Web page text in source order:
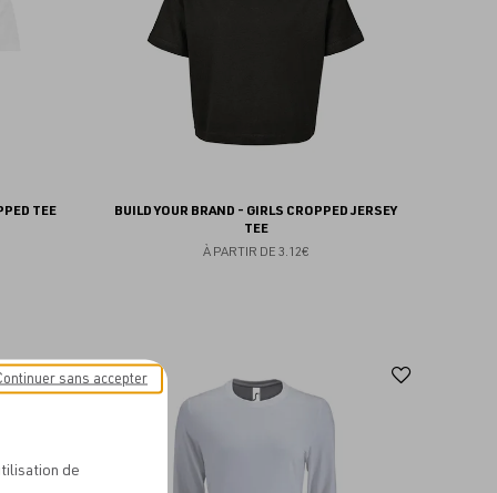
TEE
BUILD YOUR BRAND - GIRLS CROPPED JERSEY
TEE
À PARTIR DE 3.12€
Ajouter
de
sans accepter